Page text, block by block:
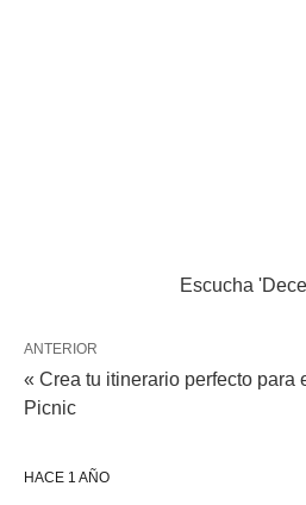
Escucha
ANTERIOR
« Crea tu itinerario perfecto para
Picnic
HACE 1 AÑO